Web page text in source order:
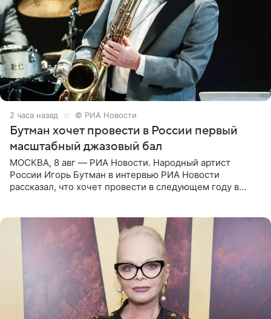
2 часа назад © РИА Новости
Бутман хочет провести в России первый
масштабный джазовый бал
МОСКВА, 8 авг — РИА Новости. Народный артист
России Игорь Бутман в интервью РИА Новости
рассказал, что хочет провести в следующем году в